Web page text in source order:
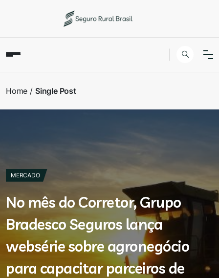
Home Single Post
MERCADO
No mês do Corretor, Grupo
Bradesco Seguros lança
websérie sobre agronegócio
para capacitar parceiros de